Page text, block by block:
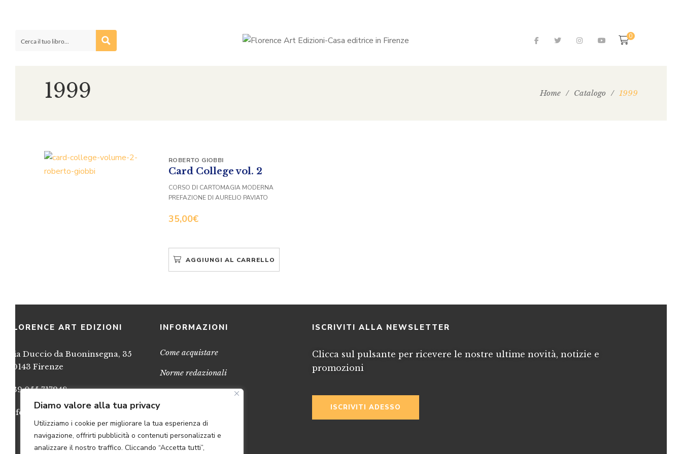
Diamo valore alla tua privacy
Utilizziamo i cookie per migliorare la tua esperienza di
navigazione, offrirti pubblicità o contenuti personalizzati e
analizzare il nostro traffico. Cliccando “Accetta tutti”,
0
1999 Home / Catalogo / 1999
Card College vol. 2
35,00€
ROBERTO GIOBBI
CORSO DI CARTOMAGIA MODERNA
PREFAZIONE DI AURELIO PAVIATO
AGGIUNGI AL CARRELLO
FLORENCE ART EDIZIONI
Via Duccio da Buoninsegna, 35
50143 Firenze
+39 055 717248
info@FlorenceArtEdizioni.com
INFORMAZIONI
Come acquistare
Norme redazionali
Credits
ISCRIVITI ALLA NEWSLETTER
Clicca sul pulsante per ricevere le nostre ultime novità, notizie e
promozioni
ISCRIVITI ADESSO